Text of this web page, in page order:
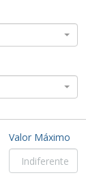
Valor Máximo